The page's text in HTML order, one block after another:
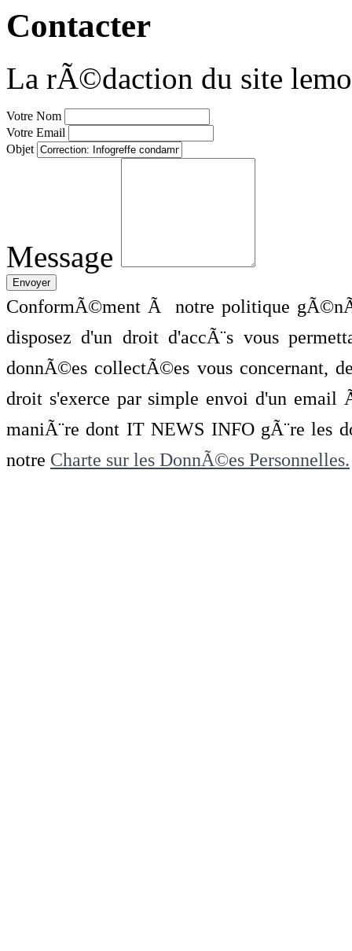
Contacter
La rÃ©daction du site
Votre Nom
Votre Email
Objet
Message
ConformÃ©ment Ã notre politique
disposez d'un droit d'accÃ¨s vous
donnÃ©es collectÃ©es vous concernant,
droit s'exerce par simple envoi d'un
maniÃ¨re dont IT NEWS INFO gÃ¨re les
notre Charte sur les DonnÃ©es Personnelles.